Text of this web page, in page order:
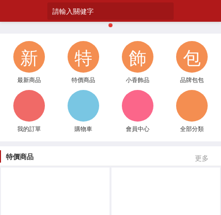
請輸入關健字
新
最新商品
特
特價商品
飾
小香飾品
包
品牌包包
我的訂單 購物車 會員中心 全部分類
特價商品 更多